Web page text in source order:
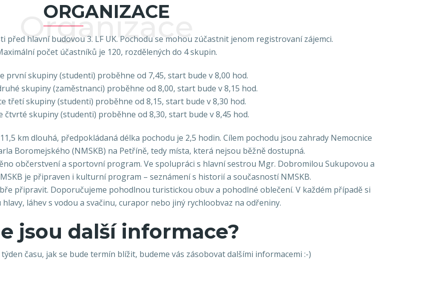
ORGANIZACE
Organizace
před hlavní budovou 3. LF UK. Pochodu se mohou zúčastnit jenom registrovaní zájemci.
počet účastníků je 120, rozdělených do 4 skupin.
první skupiny (studenti) proběhne od 7,45, start bude v 8,00 hod.
skupiny (zaměstnanci) proběhne od 8,00, start bude v 8,15 hod.
třetí skupiny (studenti) proběhne od 8,15, start bude v 8,30 hod.
čtvrté skupiny (studenti) proběhne od 8,30, start bude v 8,45 hod.
km dlouhá, předpokládaná délka pochodu je 2,5 hodin. Cílem pochodu jsou zahrady Nemocnice
Boromejského (NMSKB) na Petříně, tedy místa, která nejsou běžně dostupná.
občerstvení a sportovní program. Ve spolupráci s hlavní sestrou Mgr. Dobromilou Sukupovou a
je připraven i kulturní program – seznámení s historií a současností NMSKB.
připravit. Doporučujeme pohodlnou turistickou obuv a pohodlné oblečení. V každém případě si
láhev s vodou a svačinu, curapor nebo jiný rychloobvaz na odřeniny.
jsou další informace?
času, jak se bude termín blížit, budeme vás zásobovat dalšími informacemi :-)